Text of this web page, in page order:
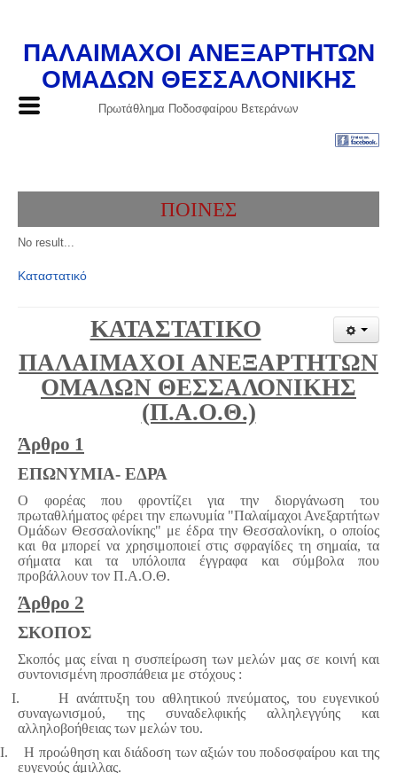
ΠΑΛΑΙΜΑΧΟΙ ΑΝΕΞΑΡΤΗΤΩΝ
ΟΜΑΔΩΝ ΘΕΣΣΑΛΟΝΙΚΗΣ
Πρωτάθλημα Ποδοσφαίρου Βετεράνων
ΠΟΙΝΕΣ
No result...
Καταστατικό
ΚΑΤΑΣΤΑΤΙΚΟ
ΠΑΛΑΙΜΑΧΟΙ ΑΝΕΞΑΡΤΗΤΩΝ
ΟΜΑΔΩΝ ΘΕΣΣΑΛΟΝΙΚΗΣ
(Π.Α.Ο.Θ.)
Άρθρο 1
ΕΠΩΝΥΜΙΑ- ΕΔΡΑ
Ο φορέας που φροντίζει για την διοργάνωση του
πρωταθλήματος φέρει την επωνυμία "Παλαίμαχοι Ανεξαρτήτων
Ομάδων Θεσσαλονίκης" με έδρα την Θεσσαλονίκη, ο οποίος
και θα μπορεί να χρησιμοποιεί στις σφραγίδες τη σημαία, τα
σήματα και τα υπόλοιπα έγγραφα και σύμβολα που
προβάλλουν τον Π.Α.Ο.Θ.
Άρθρο 2
ΣΚΟΠΟΣ
Σκοπός μας είναι η συσπείρωση των μελών μας σε κοινή και
συντονισμένη προσπάθεια με στόχους :
I.
Η ανάπτυξη του αθλητικού πνεύματος, του ευγενικού
συναγωνισμού, της συναδελφικής αλληλεγγύης και
αλληλοβοήθειας των μελών του.
Η προώθηση και διάδοση των αξιών του ποδοσφαίρου και της
ευγενούς άμιλλας.